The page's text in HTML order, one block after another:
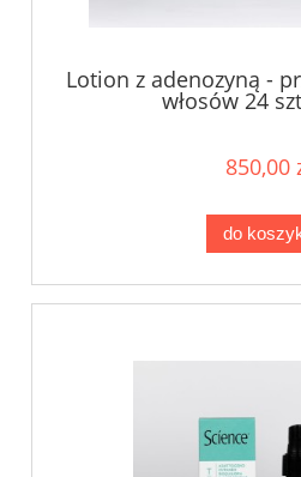
Lotion z adenozyną -
włosów 24
850,00
do